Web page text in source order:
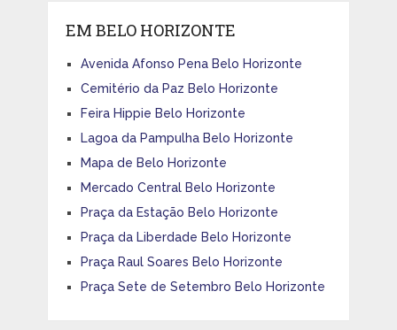
EM BELO HORIZONTE
Avenida Afonso Pena Belo Horizonte
Cemitério da Paz Belo Horizonte
Feira Hippie Belo Horizonte
Lagoa da Pampulha Belo Horizonte
Mapa de Belo Horizonte
Mercado Central Belo Horizonte
Praça da Estação Belo Horizonte
Praça da Liberdade Belo Horizonte
Praça Raul Soares Belo Horizonte
Praça Sete de Setembro Belo Horizonte